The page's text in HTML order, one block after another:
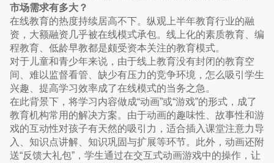
市场需求有多大？
在线教育的热度持续居高不下。纵观上半年教育行业的融
资，大额融资几乎被在线模式承包。线上化的素质教育、编
程教育、低龄早教都是颇受资本关注的教育模式。
对于儿童和青少年来说，由于线上教育没有封闭的教育空
间、难以监督看管、缺少有压力的竞争环境，怎么吸引学生
兴趣、提高学习效率成了在线模式的当务之急。
在此背景下，将学习内容做成“动画”或“游戏”的形式，成了
教育机构常用的解决方案。由于动画的趣味性、故事性和游
戏的互动性对孩子有天然的吸引力，适合插入课堂注意力导
入、知识点讲解、知识巩固与扩展等环节。此外，动画还附
送“反馈大礼包”，学生通过在交互式动画游戏中的操作，让